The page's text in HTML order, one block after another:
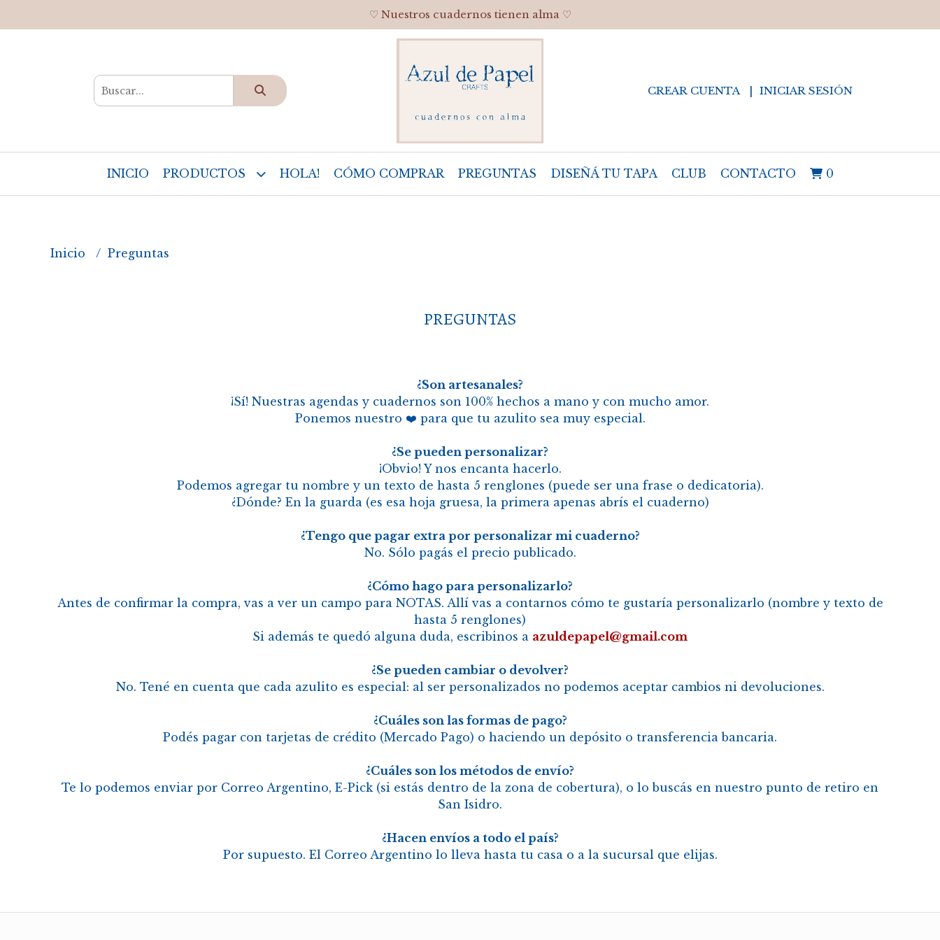
♡ Nuestros cuadernos tienen alma ♡
CREAR CUENTA INICIAR SESIÓN
INICIO PRODUCTOS HOLA! CÓMO COMPRAR PREGUNTAS DISEÑÁ TU TAPA CLUB CONTACTO 0
Inicio Preguntas
PREGUNTAS
¿Son artesanales?
¡Sí! Nuestras agendas y cuadernos son 100% hechos a mano y con mucho amor.
Ponemos nuestro ❤️ para que tu azulito sea muy especial.
¿Se pueden personalizar?
¡Obvio! Y nos encanta hacerlo.
Podemos agregar tu nombre y un texto de hasta 5 renglones (puede ser una frase o dedicatoria).
¿Dónde? En la guarda (es esa hoja gruesa, la primera apenas abrís el cuaderno)
¿Tengo que pagar extra por personalizar mi cuaderno?
No. Sólo pagás el precio publicado.
¿Cómo hago para personalizarlo?
Antes de confirmar la compra, vas a ver un campo para NOTAS. Allí vas a contarnos cómo te gustaría personalizarlo (nombre y texto de
hasta 5 renglones)
Si además te quedó alguna duda, escribinos a azuldepapel@gmail.com
¿Se pueden cambiar o devolver?
No. Tené en cuenta que cada azulito es especial: al ser personalizados no podemos aceptar cambios ni devoluciones.
¿Cuáles son las formas de pago?
Podés pagar con tarjetas de crédito (Mercado Pago) o haciendo un depósito o transferencia bancaria.
¿Cuáles son los métodos de envío?
Te lo podemos enviar por Correo Argentino, E-Pick (si estás dentro de la zona de cobertura), o lo buscás en nuestro punto de retiro en
San Isidro.
¿Hacen envíos a todo el país?
Por supuesto. El Correo Argentino lo lleva hasta tu casa o a la sucursal que elijas.